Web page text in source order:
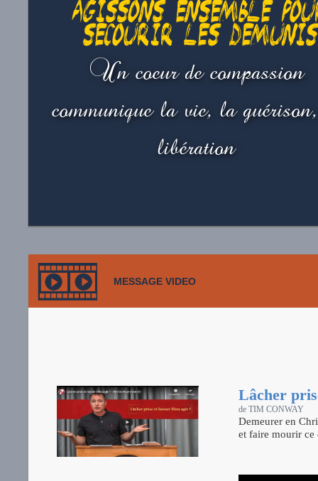
MESSAGE VIDEO
Lâcher
de TIM CONWAY
Demeurer en
et faire mourir ce